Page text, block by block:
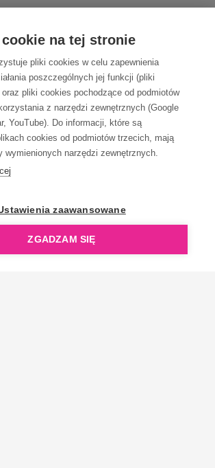
na tej stronie
pliki cookies w celu zapewnienia
poszczególnych jej funkcji (pliki
oraz pliki cookies pochodzące od podmiotów
z narzędzi zewnętrznych (Google
YouTube). Do informacji, które są
cookies od podmiotów trzecich, mają
wymienionych narzędzi zewnętrznych.
zaawansowane
ZGADZAM SIĘ